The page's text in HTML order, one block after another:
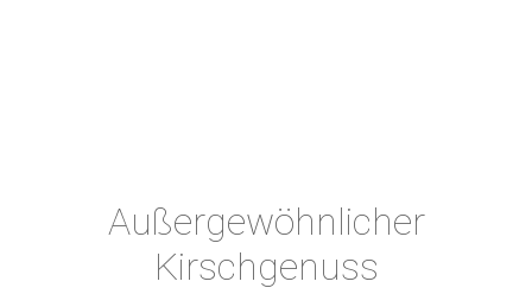
Außergewöhnlicher
Kirschgenuss